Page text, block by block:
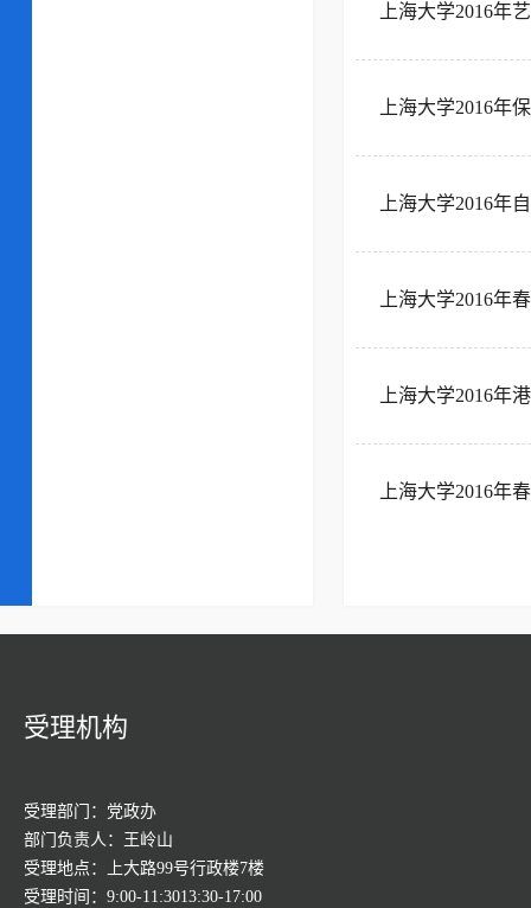
上海大学2016年
上海大学2016年
上海大学2016年
上海大学2016年
上海大学2016年
上海大学2016年
受理机构
受理部门：党政办
部门负责人：王岭山
受理地点：上大路99号行政楼7楼
受理时间：9:00-11:3013:30-17:00